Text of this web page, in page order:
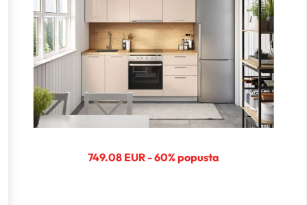
749.08 EUR - 60% popusta